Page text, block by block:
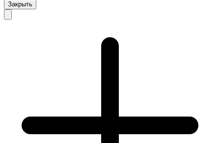
Закрыть